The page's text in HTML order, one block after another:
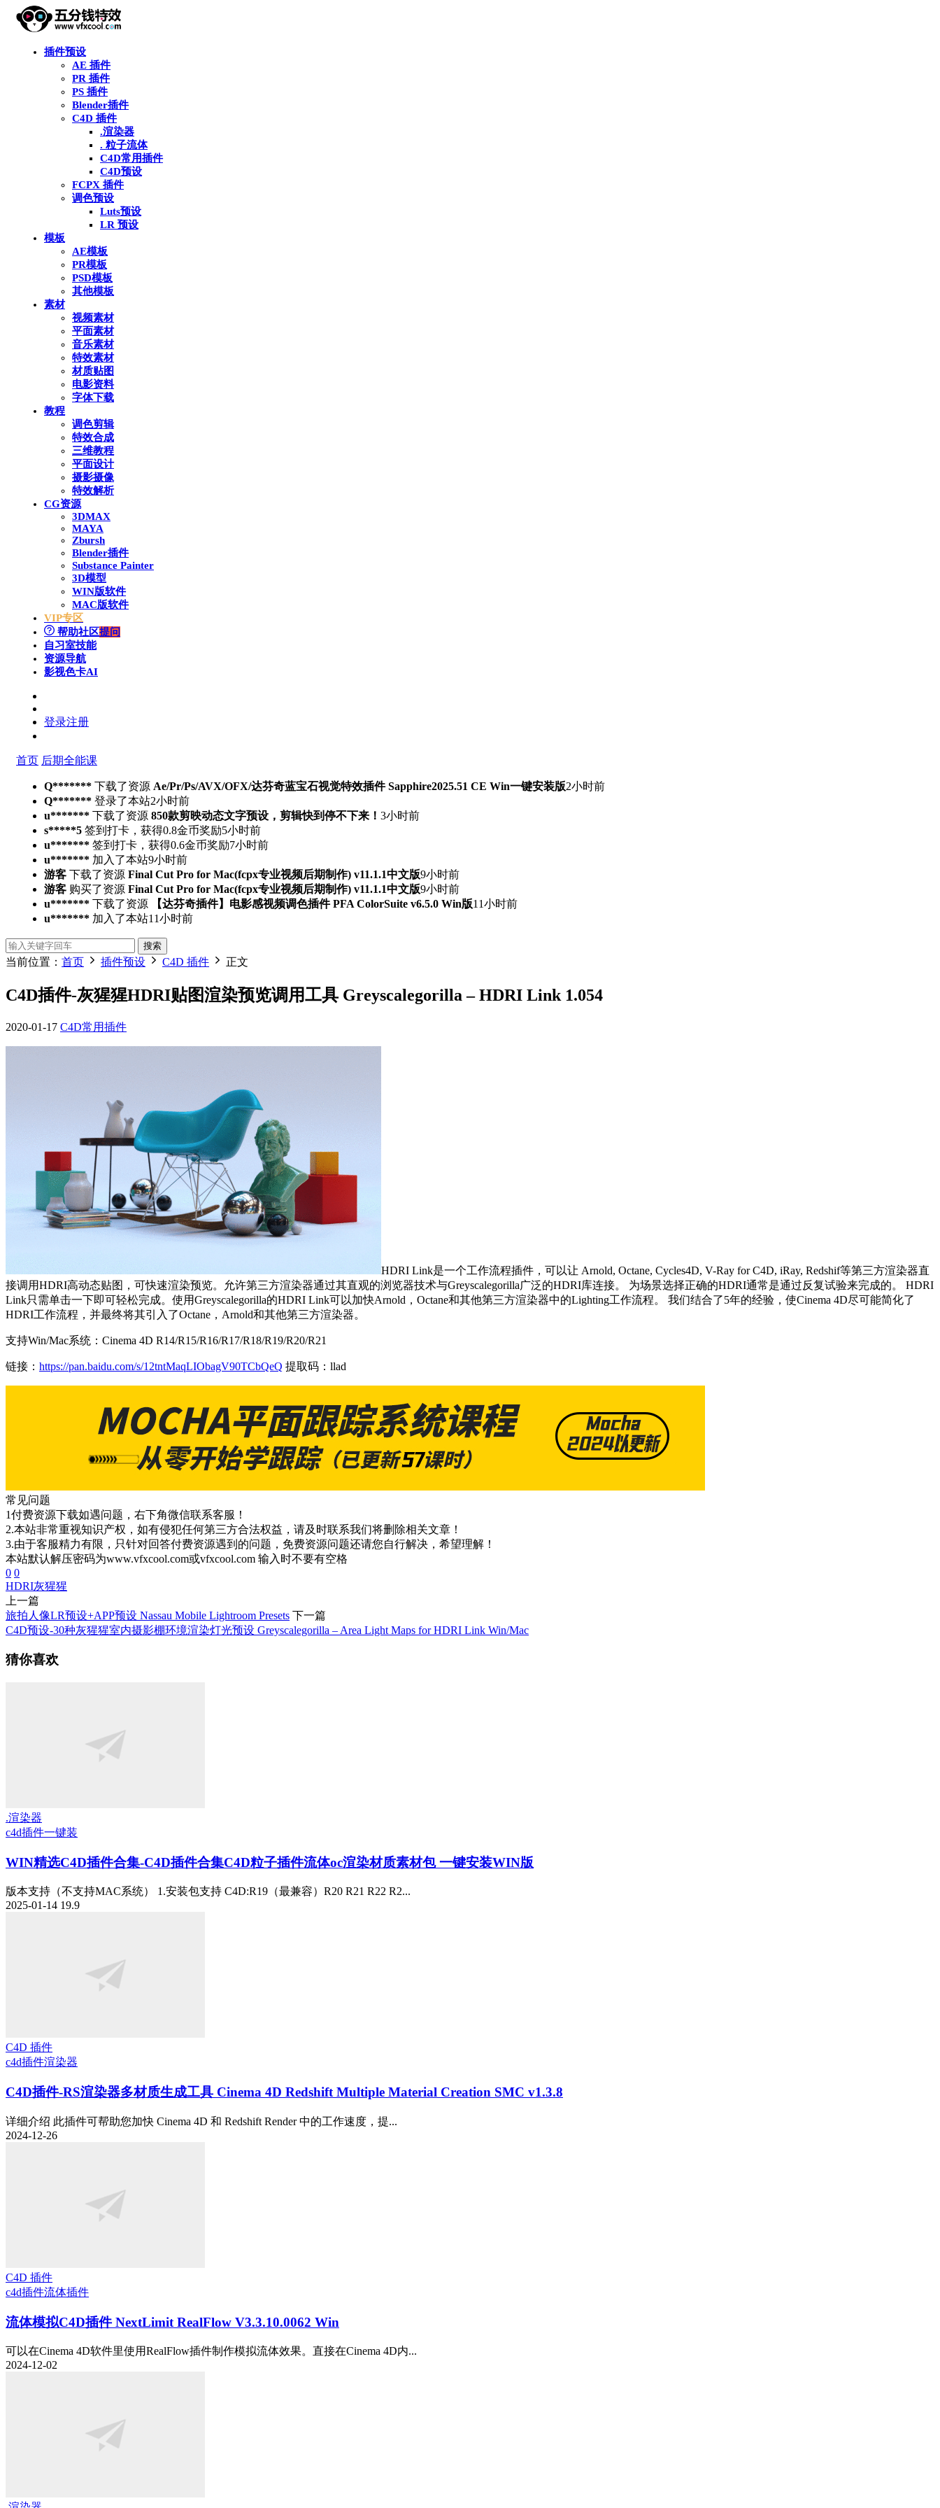
插件预设
AE 插件
PR 插件
PS 插件
Blender插件
C4D 插件
.渲染器
. 粒子流体
C4D常用插件
C4D预设
FCPX 插件
调色预设
Luts预设
LR 预设
模板
AE模板
PR模板
PSD模板
其他模板
素材
视频素材
平面素材
音乐素材
特效素材
材质贴图
电影资料
字体下载
教程
调色剪辑
特效合成
三维教程
平面设计
摄影摄像
特效解析
CG资源
3DMAX
MAYA
Zbursh
Blender插件
Substance Painter
3D模型
WIN版软件
MAC版软件
VIP专区
帮助社区提问
自习室技能
资源导航
影视色卡AI
登录注册
首页 后期全能课
Q******* 下载了资源 Ae/Pr/Ps/AVX/OFX/达芬奇蓝宝石视觉特效插件 Sapphire2025.51 CE Win一键安装版2小时前
Q******* 登录了本站2小时前
u******* 下载了资源 850款剪映动态文字预设，剪辑快到停不下来！ 3小时前
s*****5 签到打卡，获得0.8金币奖励5小时前
u******* 签到打卡，获得0.6金币奖励7小时前
u******* 加入了本站9小时前
游客 下载了资源 Final Cut Pro for Mac(fcpx专业视频后期制作) v11.1.1中文版9小时前
游客 购买了资源 Final Cut Pro for Mac(fcpx专业视频后期制作) v11.1.1中文版9小时前
u******* 下载了资源 【达芬奇插件】电影感视频调色插件 PFA ColorSuite v6.5.0 Win版11小时前
u******* 加入了本站11小时前
搜索
当前位置： 首页 插件预设 C4D 插件 正文
C4D插件-灰猩猩HDRI贴图渲染预览调用工具 Greyscalegorilla – HDRI Link 1.054
2020-01-17 C4D常用插件
HDRI Link是一个工作流程插件，可以让 Arnold, Octane, Cycles4D, V-Ray for C4D, iRay, Redshif等第三方渲染器直
接调用HDRI高动态贴图，可快速渲染预览。允许第三方渲染器通过其直观的浏览器技术与Greyscalegorilla广泛的HDRI库连接。 为场景选择正确的HDRI通常是通过反复试验来完成的。 HDRI
Link只需单击一下即可轻松完成。使用Greyscalegorilla的HDRI Link可以加快Arnold，Octane和其他第三方渲染器中的Lighting工作流程。 我们结合了5年的经验，使Cinema 4D尽可能简化了
HDRI工作流程，并最终将其引入了Octane，Arnold和其他第三方渲染器。
支持Win/Mac系统：Cinema 4D R14/R15/R16/R17/R18/R19/R20/R21
链接： https://pan.baidu.com/s/12tntMaqLIObagV90TCbQeQ 提取码：llad
常见问题
1付费资源下载如遇问题，右下角微信联系客服！
2.本站非常重视知识产权，如有侵犯任何第三方合法权益，请及时联系我们将删除相关文章！
3.由于客服精力有限，只针对回答付费资源遇到的问题，免费资源问题还请您自行解决，希望理解！
本站默认解压密码为www.vfxcool.com或vfxcool.com 输入时不要有空格
0 0
HDRI灰猩猩
上一篇
旅拍人像LR预设+APP预设 Nassau Mobile Lightroom Presets 下一篇
C4D预设-30种灰猩猩室内摄影棚环境渲染灯光预设 Greyscalegorilla – Area Light Maps for HDRI Link Win/Mac
猜你喜欢
.渲染器
c4d插件一键装
WIN精选C4D插件合集-C4D插件合集C4D粒子插件流体oc渲染材质素材包 一键安装WIN版
版本支持（不支持MAC系统） 1.安装包支持 C4D:R19（最兼容）R20 R21 R22 R2...
2025-01-14 19.9
C4D 插件
c4d插件渲染器
C4D插件-RS渲染器多材质生成工具 Cinema 4D Redshift Multiple Material Creation SMC v1.3.8
详细介绍 此插件可帮助您加快 Cinema 4D 和 Redshift Render 中的工作速度，提...
2024-12-26
C4D 插件
c4d插件流体插件
流体模拟C4D插件 NextLimit RealFlow V3.3.10.0062 Win
可以在Cinema 4D软件里使用RealFlow插件制作模拟流体效果。直接在Cinema 4D内...
2024-12-02